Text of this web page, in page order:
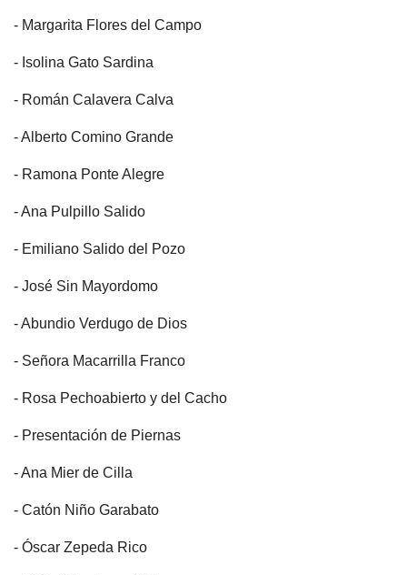
- Margarita Flores del Campo
- Isolina Gato Sardina
- Román Calavera Calva
- Alberto Comino Grande
- Ramona Ponte Alegre
- Ana Pulpillo Salido
- Emiliano Salido del Pozo
- José Sin Mayordomo
- Abundio Verdugo de Dios
- Señora Macarrilla Franco
- Rosa Pechoabierto y del Cacho
- Presentación de Piernas
- Ana Mier de Cilla
- Catón Niño Garabato
- Óscar Zepeda Rico